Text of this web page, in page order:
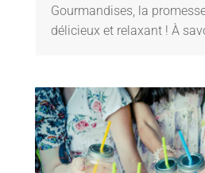
Gourmandises, la
délicieux et relaxant ! À